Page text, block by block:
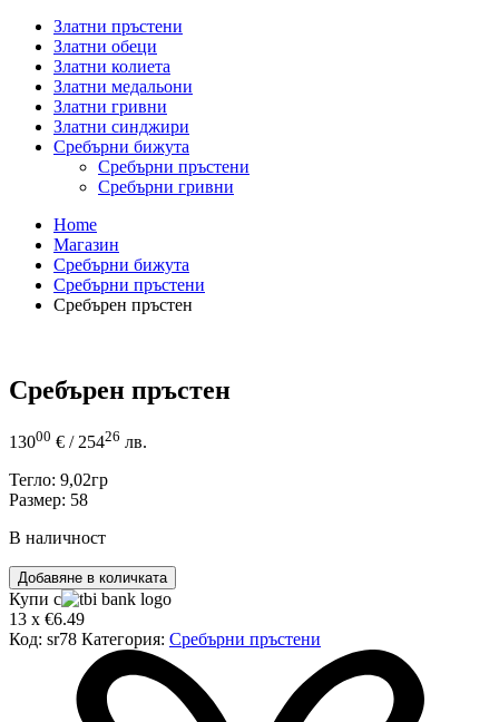
Златни пръстени
Златни обеци
Златни колиета
Златни медальони
Златни гривни
Златни синджири
Сребърни бижута
Сребърни пръстени
Сребърни гривни
Home
Магазин
Сребърни бижута
Сребърни пръстени
Сребърен пръстен
Сребърен пръстен
13000 € / 25426 лв.
Тегло: 9,02гр
Размер: 58
В наличност
количество
за
Сребърен
пръстен
Добавяне в количката
Купи с
13 x €6.49
Код: sr78 Категория: Сребърни пръстени